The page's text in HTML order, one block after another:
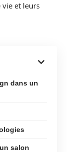
vie et leurs
dans un
salon